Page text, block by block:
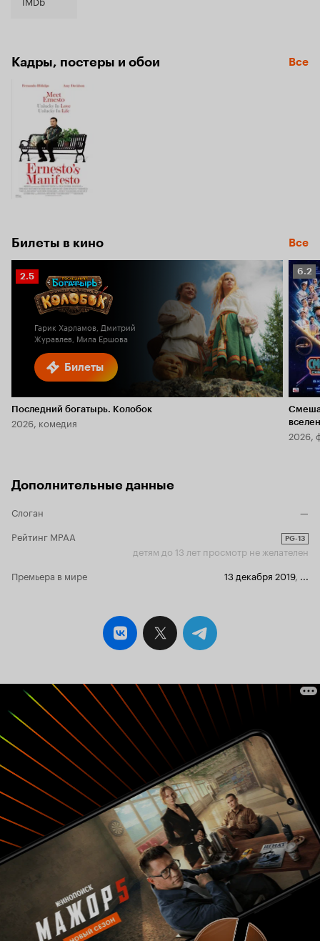
Кадры, постеры и обои Все
Билеты в кино Все
Билеты
Рейтинг
Кинопоиска
2.5
Гарик Харламов, Дмитрий
Журавлев, Мила Ершова
Последний богатырь. Колобок
2026, комедия
6.2
6.2
2026,
Дополнительные данные
Слоган
—
Рейтинг MPAA
PG-13
детям до 13 лет просмотр не желателен
Премьера в мире
13 декабря 2019,